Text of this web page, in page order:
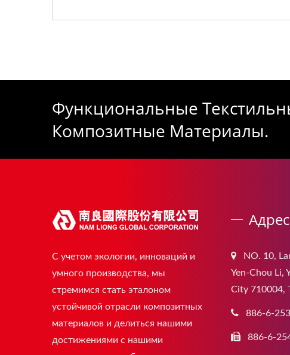
Функциональные
Композитные Материалы.
С учетом экологии, инноваций и
умного производства, мы
стремимся стать эталоном
устойчивой отрасли композитных
материалов и делиться нашими
достижениями с нашими
NO. 10,
Yen-Chou Li,
City 710004,
886-6-
886-6-